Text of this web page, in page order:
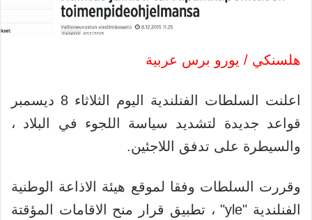
هلسنكي / يورو برس عربية
اعلنت السلطات الفنلندية اليوم الثلاثاء 8 ديسمبر
قواعد جديدة لتشديد سياسة اللجوء في البلاد ،
والسيطرة على تدفق اللاجئين.
وقررت السلطات وفقا لموقع هيئة الاذاعة الوطنية
الفنلندية "yle" ، تطبيق قرار منح الاقامات المؤقتة